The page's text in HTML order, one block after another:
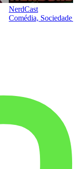
NerdCast
Comédia, Sociedade